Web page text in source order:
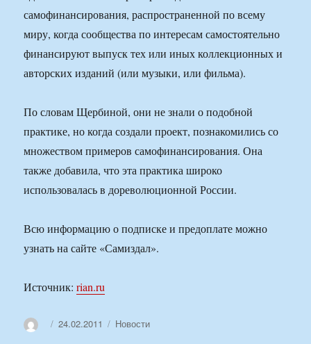
самофинансирования, распространенной по всему
миру, когда сообщества по интересам самостоятельно
финансируют выпуск тех или иных коллекционных и
авторских изданий (или музыки, или фильма).
По словам Щербиной, они не знали о подобной
практике, но когда создали проект, познакомились со
множеством примеров самофинансирования. Она
также добавила, что эта практика широко
использовалась в дореволюционной России.
Всю информацию о подписке и предоплате можно
узнать на сайте «Самиздал».
Источник:rian.ru
АвторОпубликовано
24.02.2011 Рубрики
Новости